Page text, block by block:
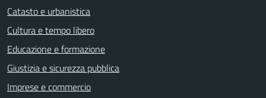
Catasto e urbanistica
Cultura e tempo libero
Educazione e formazione
Giustizia e sicurezza pubblica
Imprese e commercio